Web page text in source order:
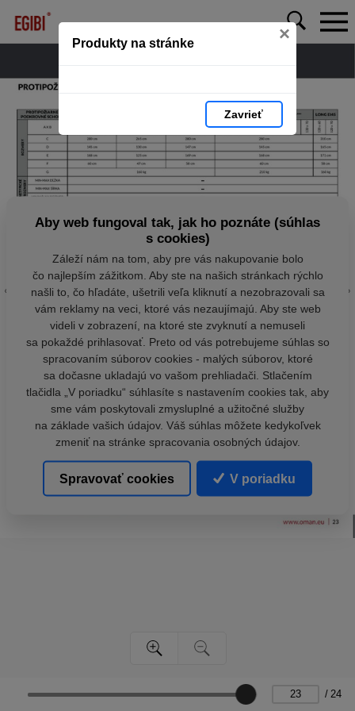
Produkty na stránke ×
Zavrieť
/ 24
Aby web fungoval tak, jak ho poznáte (súhlas
s cookies)
Záleží nám na tom, aby pre vás nakupovanie bolo
čo najlepším zážitkom. Aby ste na našich stránkach rýchlo
našli to, čo hľadáte, ušetrili veľa kliknutí a nezobrazovali sa
vám reklamy na veci, ktoré vás nezaujímajú. Aby ste web
videli v zobrazení, na ktoré ste zvyknutí a nemuseli
sa pokaždé prihlasovať. Preto od vás potrebujeme súhlas so
spracovaním súborov cookies - malých súborov, ktoré
sa dočasne ukladajú vo vašom prehliadači. Stlačením
tlačidla „V poriadku“ súhlasíte s nastavením cookies tak, aby
sme vám poskytovali zmysluplné a užitočné služby
na základe vašich údajov. Váš súhlas môžete kedykoľvek
zmeniť na stránke spracovania osobných údajov.
Spravovať cookies V poriadku